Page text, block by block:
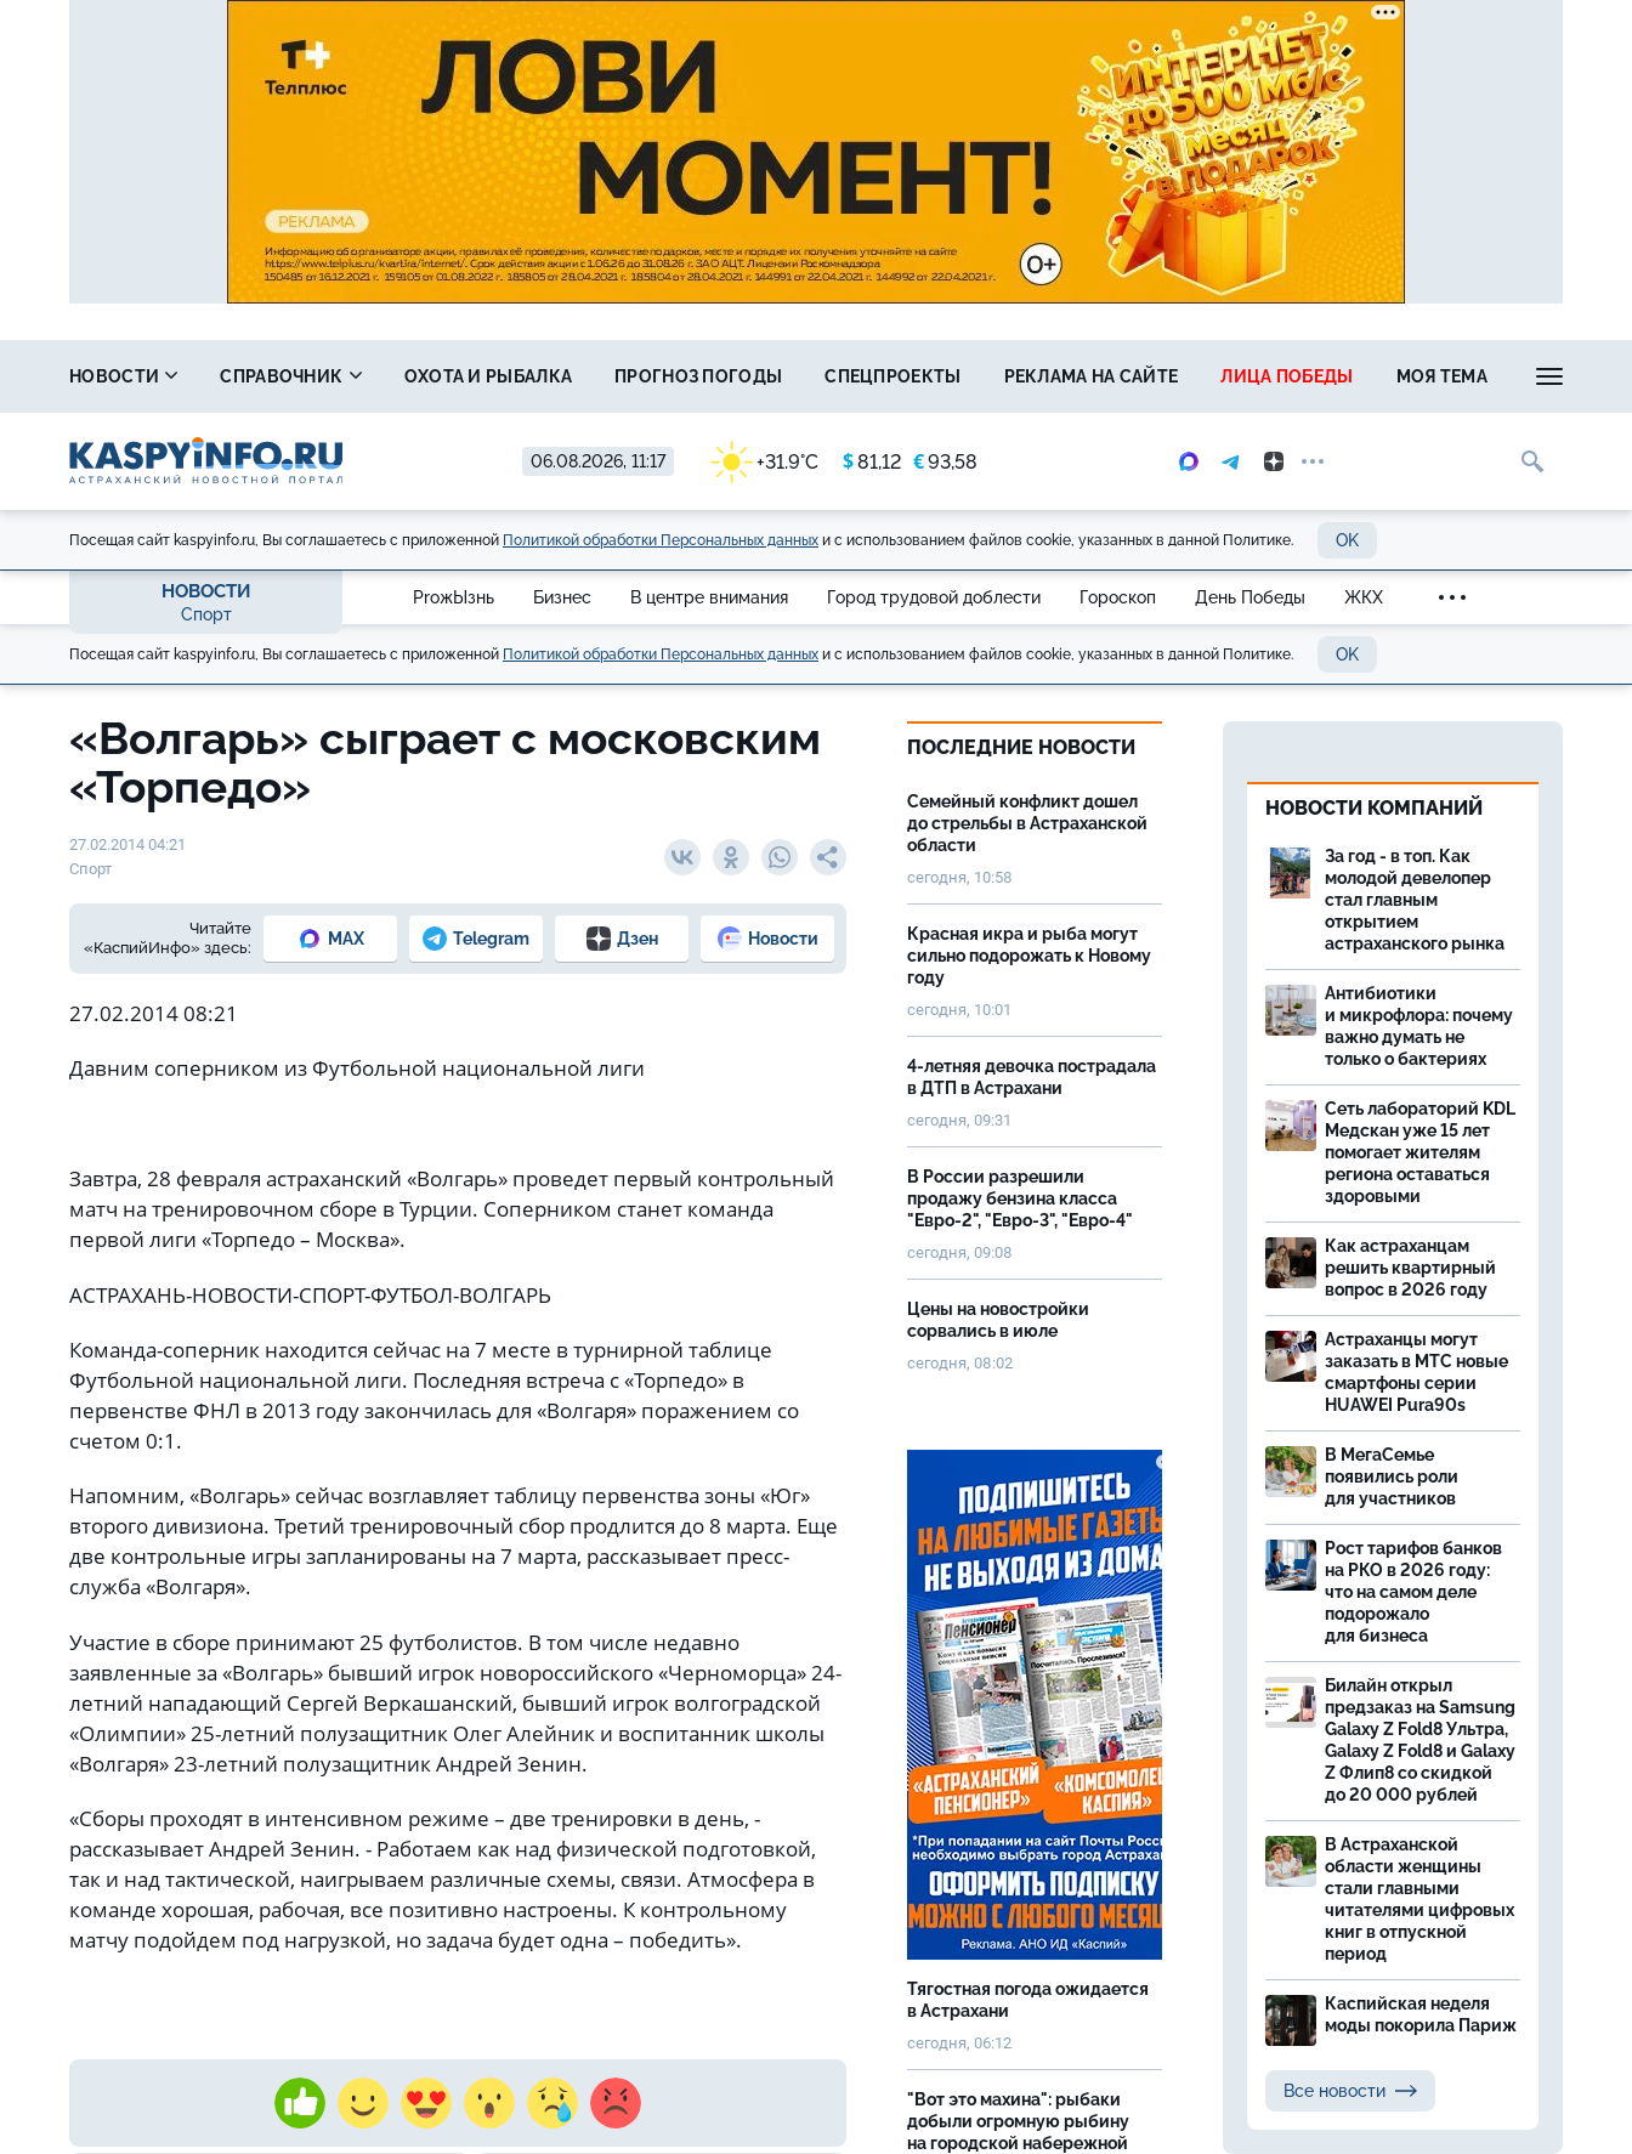
06.08.2026, 11:17 +31.9°C $81,12 €93,58
НОВОСТИ СПРАВОЧНИК ОХОТА И РЫБАЛКА ПРОГНОЗ ПОГОДЫ СПЕЦПРОЕКТЫ РЕКЛАМА НА САЙТЕ ЛИЦА ПОБЕДЫ МОЯ ТЕМА
Посещая сайт kaspyinfo.ru, Вы соглашаетесь с приложенной Политикой обработки Персональных данных и с использованием файлов cookie, указанных в данной Политике. OK
НОВОСТИ
Спорт
ProжЫзнь Бизнес В центре внимания Город трудовой доблести Гороскоп День Победы ЖКХ
Посещая сайт kaspyinfo.ru, Вы соглашаетесь с приложенной Политикой обработки Персональных данных и с использованием файлов cookie, указанных в данной Политике. OK
«Волгарь» сыграет с московским
«Торпедо»
27.02.2014 04:21
Спорт
Читайте
«КаспийИнфо» здесь:
MAX Telegram Дзен Новости
27.02.2014 08:21
Давним соперником из Футбольной национальной лиги
Завтра, 28 февраля астраханский «Волгарь» проведет первый контрольный
матч на тренировочном сборе в Турции. Соперником станет команда
первой лиги «Торпедо – Москва».
АСТРАХАНЬ-НОВОСТИ-СПОРТ-ФУТБОЛ-ВОЛГАРЬ
Команда-соперник находится сейчас на 7 месте в турнирной таблице
Футбольной национальной лиги. Последняя встреча с «Торпедо» в
первенстве ФНЛ в 2013 году закончилась для «Волгаря» поражением со
счетом 0:1.
Напомним, «Волгарь» сейчас возглавляет таблицу первенства зоны «Юг»
второго дивизиона. Третий тренировочный сбор продлится до 8 марта. Еще
две контрольные игры запланированы на 7 марта, рассказывает пресс-
служба «Волгаря».
Участие в сборе принимают 25 футболистов. В том числе недавно
заявленные за «Волгарь» бывший игрок новороссийского «Черноморца» 24-
летний нападающий Сергей Веркашанский, бывший игрок волгоградской
«Олимпии» 25-летний полузащитник Олег Алейник и воспитанник школы
«Волгаря» 23-летний полузащитник Андрей Зенин.
«Сборы проходят в интенсивном режиме – две тренировки в день, -
рассказывает Андрей Зенин. - Работаем как над физической подготовкой,
так и над тактической, наигрываем различные схемы, связи. Атмосфера в
команде хорошая, рабочая, все позитивно настроены. К контрольному
матчу подойдем под нагрузкой, но задача будет одна – победить».
ПОСЛЕДНИЕ НОВОСТИ
Семейный конфликт дошел
до стрельбы в Астраханской
области
сегодня, 10:58
Красная икра и рыба могут
сильно подорожать к Новому
году
сегодня, 10:01
4-летняя девочка пострадала
в ДТП в Астрахани
сегодня, 09:31
В России разрешили
продажу бензина класса
"Евро-2", "Евро-3", "Евро-4"
сегодня, 09:08
Цены на новостройки
сорвались в июле
сегодня, 08:02
Тягостная погода ожидается
в Астрахани
сегодня, 06:12
"Вот это махина": рыбаки
добыли огромную рыбину
на городской набережной
НОВОСТИ КОМПАНИЙ
За год - в топ. Как
молодой девелопер
стал главным
открытием
астраханского рынка
Антибиотики
и микрофлора: почему
важно думать не
только о бактериях
Сеть лабораторий KDL
Медскан уже 15 лет
помогает жителям
региона оставаться
здоровыми
Как астраханцам
решить квартирный
вопрос в 2026 году
Астраханцы могут
заказать в МТС новые
смартфоны серии
HUAWEI Pura90s
В МегаСемье
появились роли
для участников
Рост тарифов банков
на РКО в 2026 году:
что на самом деле
подорожало
для бизнеса
Билайн открыл
предзаказ на Samsung
Galaxy Z Fold8 Ультра,
Galaxy Z Fold8 и Galaxy
Z Флип8 со скидкой
до 20 000 рублей
В Астраханской
области женщины
стали главными
читателями цифровых
книг в отпускной
период
Каспийская неделя
моды покорила Париж
Все новости